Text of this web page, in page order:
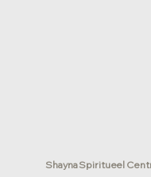
Shayna Spiritueel